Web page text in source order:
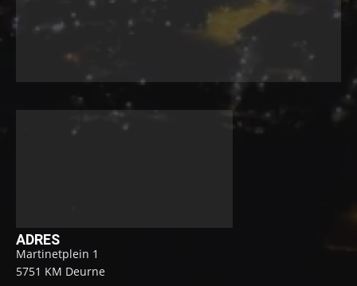
ADRES
Martinetplein 1
5751 KM Deurne